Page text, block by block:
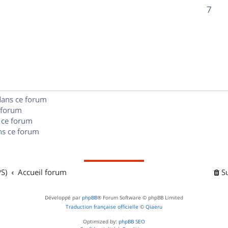
s
o
e
7R
ce forum
forum
ce forum
Accueil forum
Développé par phpBB® Forum Software © phpBB Limited
Traduction française officielle © Qiaeru
Optimized by: phpBB SEO